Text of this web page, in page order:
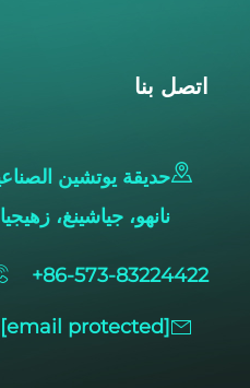
اتصل بنا
حديقة يوتشين
نانهو، جياشينغ،
+86-573-83224422
[email protected]